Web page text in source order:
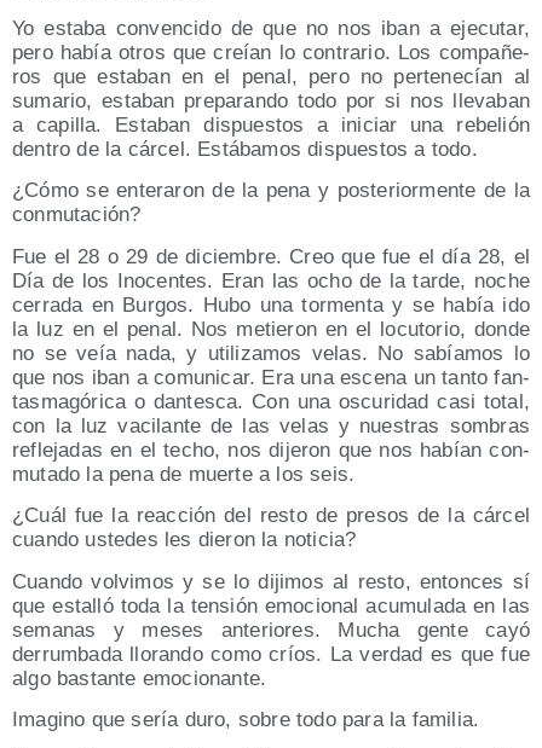
Yo esta­ba con­ven­ci­do de que no nos iban a eje­cu­tar,
pero había otros que creían lo con­tra­rio. Los com­pa­ñe­
ros que esta­ban en el penal, pero no per­te­ne­cían al
suma­rio, esta­ban pre­pa­ran­do todo por si nos lle­va­ban
a capi­lla. Esta­ban dis­pues­tos a ini­ciar una rebe­lión
den­tro de la cár­cel. Está­ba­mos dis­pues­tos a todo.
¿Cómo se ente­ra­ron de la pena y pos­te­rior­men­te de la
conmutación?
Fue el 28 o 29 de diciem­bre. Creo que fue el día 28, el
Día de los Ino­cen­tes. Eran las ocho de la tar­de, noche
cerra­da en Bur­gos. Hubo una tor­men­ta y se había ido
la luz en el penal. Nos metie­ron en el locu­to­rio, don­de
no se veía nada, y uti­li­za­mos velas. No sabía­mos lo
que nos iban a comu­ni­car. Era una esce­na un tan­to fan­
tas­ma­gó­ri­ca o dan­tes­ca. Con una oscu­ri­dad casi total,
con la luz vaci­lan­te de las velas y nues­tras som­bras
refle­ja­das en el techo, nos dije­ron que nos habían con­
mu­ta­do la pena de muer­te a los seis.
¿Cuál fue la reac­ción del res­to de pre­sos de la cár­cel
cuan­do uste­des les die­ron la noticia?
Cuan­do vol­vi­mos y se lo diji­mos al res­to, enton­ces sí
que esta­lló toda la ten­sión emo­cio­nal acu­mu­la­da en las
sema­nas y meses ante­rio­res. Mucha gen­te cayó
derrum­ba­da llo­ran­do como críos. La ver­dad es que fue
algo bas­tan­te emocionante.
Ima­gino que sería duro, sobre todo para la familia.